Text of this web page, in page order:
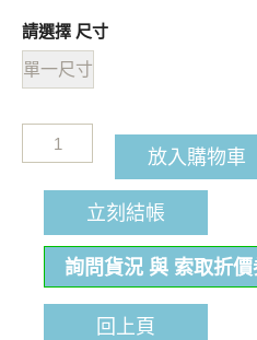
請選擇 尺寸
單一尺寸
放入購物車
立刻結帳
詢問貨況 與 索取折
回上頁